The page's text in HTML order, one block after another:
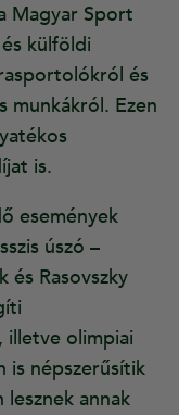
Magyar Sport
külföldi
és
munkákról. Ezen
is.
események
úszó –
és Rasovszky
illetve olimpiai
is népszerűsítik
annak